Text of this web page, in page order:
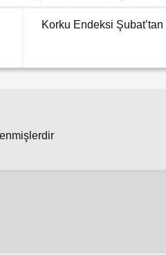
Korku Endeksi